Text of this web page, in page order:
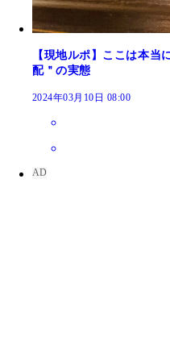
【現地ルポ】ここは本
配＂の実態
2024年03月10日 08:00